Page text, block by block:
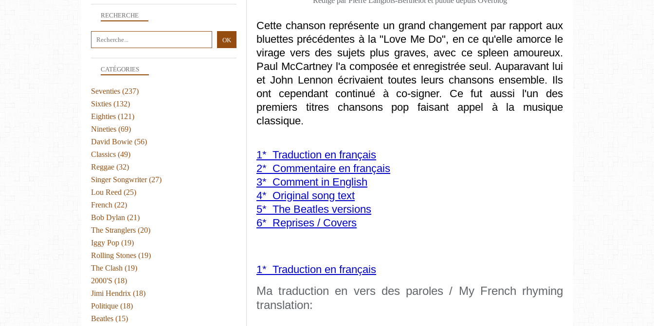
Cette chanson représente un grand changement par rapport aux
bluettes précédentes à la "Love Me Do", en ce qu'elle amorce le
virage vers des sujets plus graves, avec ce spleen amoureux.
Paul McCartney l'a composée et enregistrée seul. Auparavant lui
et John Lennon écrivaient toutes leurs chansons ensemble. Ils
ont cependant continué à co-signer. Ce fut aussi l'un des
premiers titres chansons pop faisant appel à la musique
classique.
1* Traduction en français
2* Commentaire en français
3* Comment in English
4* Original song text
5* The Beatles versions
6* Reprises / Covers
1* Traduction en français
Ma traduction en vers des paroles / My French rhyming
translation:
RECHERCHE
CATÉGORIES
Seventies (237)
Sixties (132)
Eighties (121)
Nineties (69)
David Bowie (56)
Classics (49)
Reggae (32)
Singer Songwriter(27)
Lou Reed (25)
French (22)
Bob Dylan (21)
The Stranglers (20)
Iggy Pop (19)
Rolling Stones (19)
The Clash (19)
2000's (18)
Jimi Hendrix (18)
Politique (18)
Beatles (15)